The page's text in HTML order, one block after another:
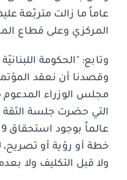
عاماً ما زالت متربّعة
المركزي وعلى قطاع
وتابع: "الحكومة
وقصدنا أن نعقد
مجلس الوزراء
التي حضرت جلسة الثقة
خطة أو رؤية أو تصريح،
ولا قبل التكليف ولا